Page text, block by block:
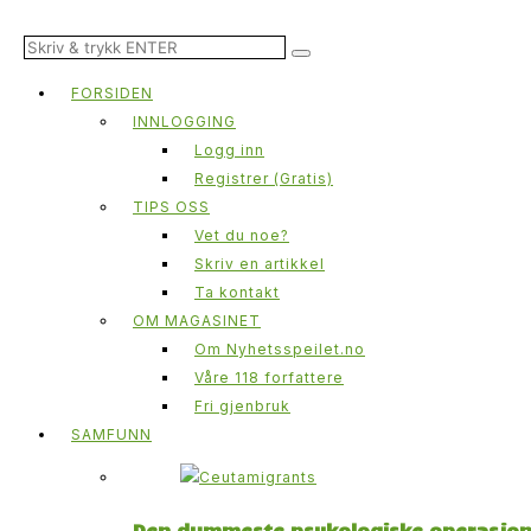
FORSIDEN
INNLOGGING
Logg inn
Registrer (Gratis)
TIPS OSS
Vet du noe?
Skriv en artikkel
Ta kontakt
OM MAGASINET
Om Nyhetsspeilet.no
Våre 118 forfattere
Fri gjenbruk
SAMFUNN